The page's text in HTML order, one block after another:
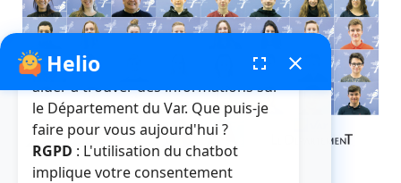
Helio fenêtre de chatbot
fullscreen close
Bonjour, je suis Helio. Je peux vous
aider à trouver des informations sur
le Département du Var. Que puis-je
faire pour vous aujourd'hui ?
RGPD : L'utilisation du chatbot
implique votre consentement